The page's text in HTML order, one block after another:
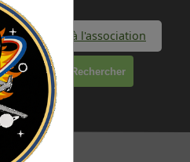
Faire un don à l'association
Rechercher